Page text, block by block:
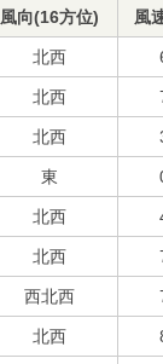
風向(16方位) 風
北西
北西
北西
東
北西
北西
西北西
北西